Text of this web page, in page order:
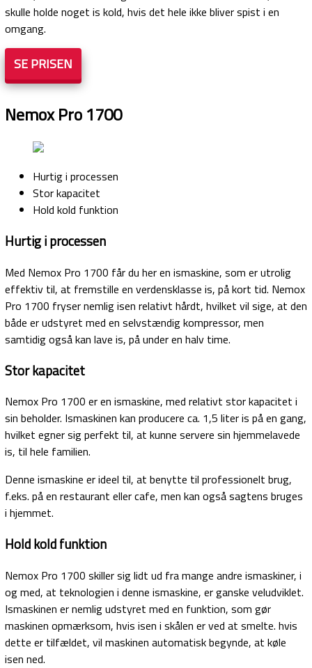
skulle holde noget is kold, hvis det hele ikke bliver spist i en
omgang.
SE PRISEN
Nemox Pro 1700
Hurtig i processen
Stor kapacitet
Hold kold funktion
Hurtig i processen
Med Nemox Pro 1700 får du her en ismaskine, som er utrolig
effektiv til, at fremstille en verdensklasse is, på kort tid. Nemox
Pro 1700 fryser nemlig isen relativt hårdt, hvilket vil sige, at den
både er udstyret med en selvstændig kompressor, men
samtidig også kan lave is, på under en halv time.
Stor kapacitet
Nemox Pro 1700 er en ismaskine, med relativt stor kapacitet i
sin beholder. Ismaskinen kan producere ca. 1,5 liter is på en gang,
hvilket egner sig perfekt til, at kunne servere sin hjemmelavede
is, til hele familien.
Denne ismaskine er ideel til, at benytte til professionelt brug,
f.eks. på en restaurant eller cafe, men kan også sagtens bruges
i hjemmet.
Hold kold funktion
Nemox Pro 1700 skiller sig lidt ud fra mange andre ismaskiner, i
og med, at teknologien i denne ismaskine, er ganske veludviklet.
Ismaskinen er nemlig udstyret med en funktion, som gør
maskinen opmærksom, hvis isen i skålen er ved at smelte. hvis
dette er tilfældet, vil maskinen automatisk begynde, at køle
isen ned.